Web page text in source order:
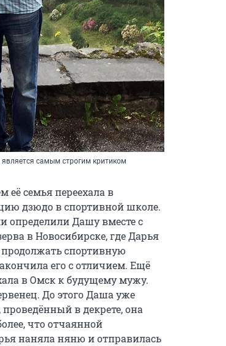
самым строгим критиком
её семья переехала в
дзюдо в спортивной школе.
определили Дашу вместе с
в Новосибирске, где Дарья
продолжать спортивную
его с отличием. Ещё
в Омск к будущему мужу.
До этого Даша уже
проведённый в декрете, она
что отчаянной
наняла няню и отправилась